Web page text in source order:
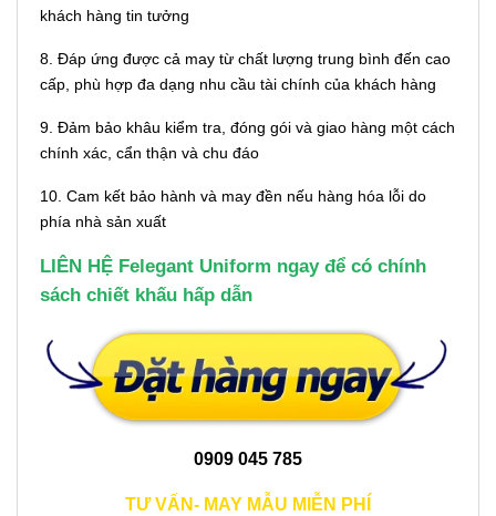
khách hàng tin tưởng
8. Đáp ứng được cả may từ chất lượng trung bình đến cao
cấp, phù hợp đa dạng nhu cầu tài chính của khách hàng
9. Đảm bảo khâu kiểm tra, đóng gói và giao hàng một cách
chính xác, cẩn thận và chu đáo
10. Cam kết bảo hành và may đền nếu hàng hóa lỗi do
phía nhà sản xuất
LIÊN HỆ Felegant Uniform ngay để có chính
sách chiết khấu hấp dẫn
0909 045 785
TƯ VẤN- MAY MẪU MIỄN PHÍ